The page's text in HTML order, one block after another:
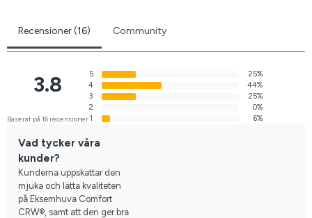
Recensioner (16) Community
3.8
Baserat på 16 recensioner
5
25%
4
44%
3
25%
2
0%
1
6%
Vad tycker våra
kunder?
Kunderna uppskattar den
mjuka och lätta kvaliteten
på Eksemhuva Comfort
CRW®, samt att den ger bra